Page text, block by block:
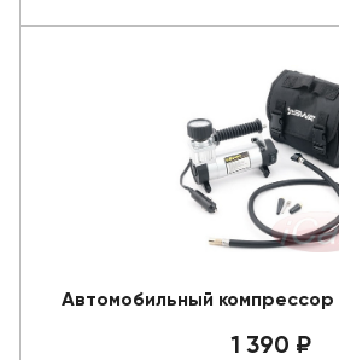
Автомобильный компрессор
1 390 ₽